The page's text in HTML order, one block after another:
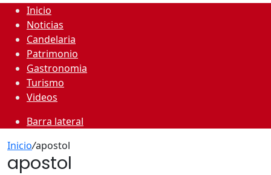
Inicio
Noticias
Candelaria
Patrimonio
Gastronomia
Turismo
Videos
Barra lateral
Inicio/apostol
apostol